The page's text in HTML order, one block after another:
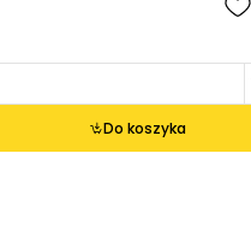
Do koszyka